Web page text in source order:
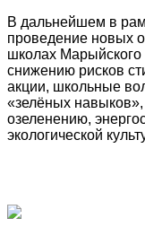
В дальнейшем в
проведение новых
школах Марыйского
снижению рисков
акции, школьные
«зелёных навыков»,
озеленению,
экологической